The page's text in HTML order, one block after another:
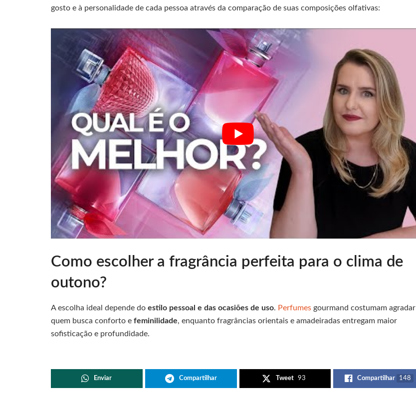
gosto e à personalidade de cada pessoa através da comparação de suas composições olfativas:
Como escolher a fragrância perfeita para o clima de
outono?
A escolha ideal depende do estilo pessoal e das ocasiões de uso. Perfumes gourmand costumam agradar
quem busca conforto e feminilidade, enquanto fragrâncias orientais e amadeiradas entregam maior
sofisticação e profundidade.
Enviar Compartilhar Tweet 93 Compartilhar 148